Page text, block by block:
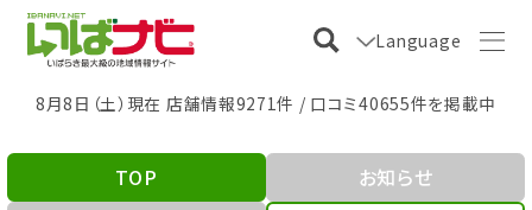
Language
8月8日（土）現在 店舗情報9271件 / 口コミ40655件を掲載中
TOP
お知らせ